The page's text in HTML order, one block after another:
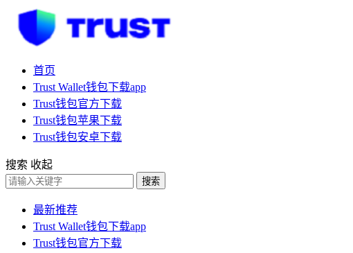
首页
Trust Wallet钱包下载app
Trust钱包官方下载
Trust钱包苹果下载
Trust钱包安卓下载
搜索 收起
搜索
最新推荐
Trust Wallet钱包下载app
Trust钱包官方下载